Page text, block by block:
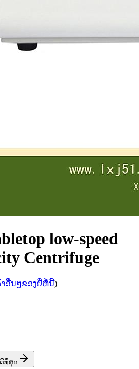
low-speed
Centrifuge
າອື່ນໆຂອງຍີ່ຫໍ້ນີ້)
ທີ່ສຸດ